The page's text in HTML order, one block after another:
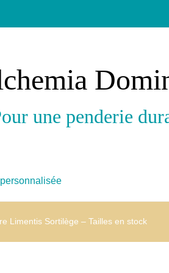
une penderie
Limentis Sortilège – Tailles en stock